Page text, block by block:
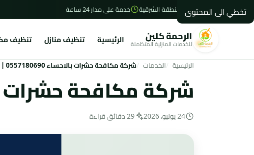
تخطي الى المحتوىالاحساء - المنطقة الشرقية خدمة على مدار 24 ساعة
الرحمة كلين
للخدمات المنزلية المتكاملة الرئيسية تنظيف منازل تنظيف
الرئيسية الخدمات شركة مكافحة حشرات بالاحساء 0557180690 | الرحمة كلين
شركة مكافحة حشرات بالاحساء
24 يوليو، 2026 29 دقائق قراءة